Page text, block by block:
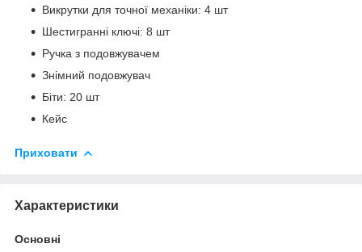
Викрутки для точної механіки: 4 шт
Шестигранні ключі: 8 шт
Ручка з подовжувачем
Знімний подовжувач
Біти: 20 шт
Кейс
Приховати
Характеристики
Основні